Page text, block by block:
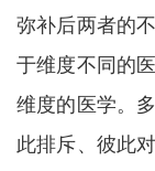
弥补后两者的
于维度不同的
维度的医学。
此排斥、彼此